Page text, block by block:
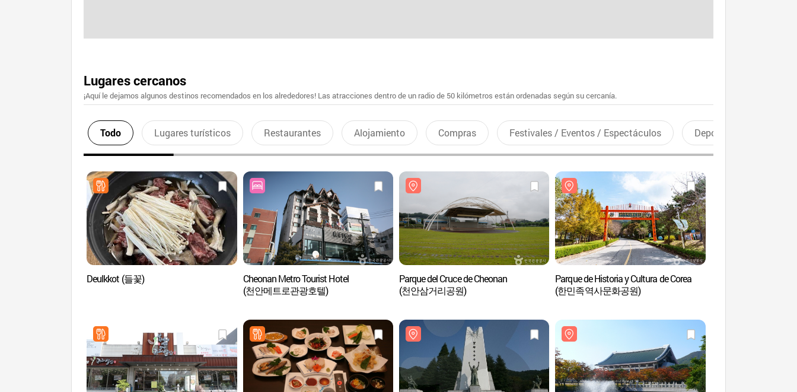
Lugares cercanos
¡Aquí le dejamos algunos destinos recomendados en los alrededores! Las atracciones dentro de un radio de 50 kilómetros están ordenadas según su cercanía.
Todo Lugares turísticos Restaurantes Alojamiento Compras Festivales / Eventos / Espectáculos Deportes recreativos
Deulkkot (들꽃)
Cheonan Metro Tourist Hotel
(천안메트로관광호텔)
Parque del Cruce de Cheonan
(천안삼거리공원)
Parque de Historia y Cultura de Corea
(한민족역사문화공원)